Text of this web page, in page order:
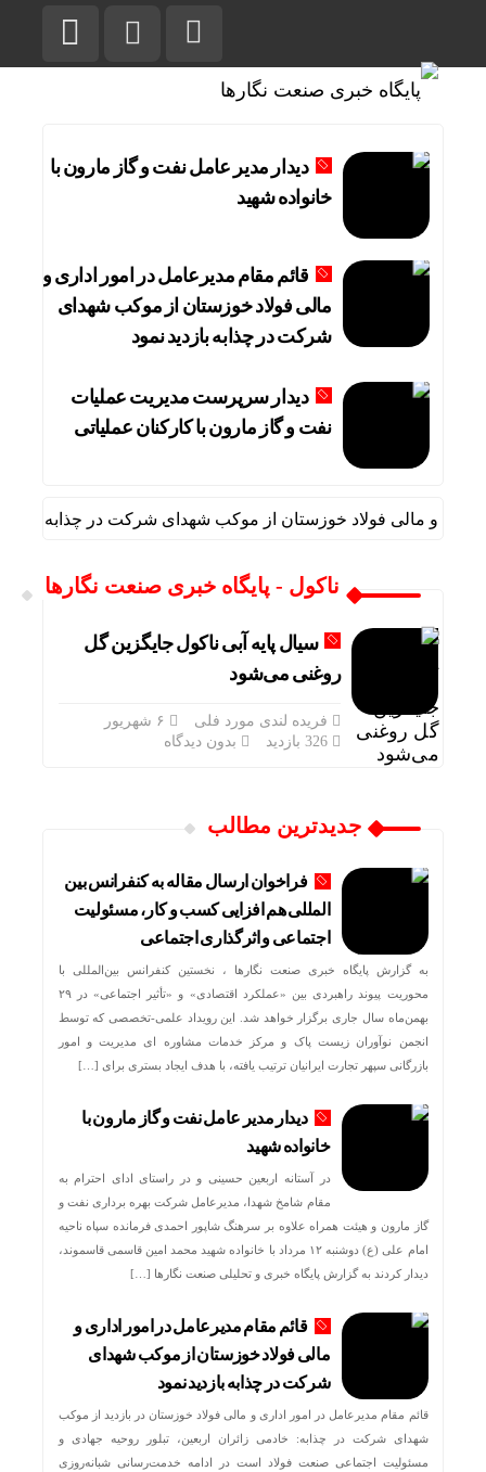
دیدار مدیر عامل نفت و گاز مارون با
خانواده شهید
قائم مقام مدیرعامل در امور اداری و
مالی فولاد خوزستان از موکب شهدای
شرکت در چذابه بازدید نمود
دیدار سرپرست مدیریت عملیات
نفت و گاز مارون با کارکنان عملیاتی
و مالی فولاد خوزستان از موکب شهدای شرکت در چذابه بازدید
ناکول - پایگاه خبری صنعت نگارها
سیال پایه آبی ناکول جایگزین گل
روغنی می‌شود
فریده لندی مورد فلی
بدون دیدگاه
جدیدترین مطالب
فراخوان ارسال مقاله به کنفرانس بین
المللی هم افزایی کسب و کار، مسئولیت
اجتماعی و اثرگذاری اجتماعی
به گزارش پایگاه خبری صنعت نگارها ، نخستین کنفرانس بین‌المللی با
محوریت پیوند راهبردی بین «عملکرد اقتصادی» و «تأثیر اجتماعی» در ۲۹
بهمن‌ماه سال جاری برگزار خواهد شد. این رویداد علمی-تخصصی که توسط
انجمن نوآوران زیست پاک و مرکز خدمات مشاوره ای مدیریت و امور
بازرگانی سپهر تجارت ایرانیان ترتیب یافته، با هدف ایجاد بستری برای […]
دیدار مدیر عامل نفت و گاز مارون با
خانواده شهید
در آستانه اربعین حسینی و در راستای ادای احترام به
مقام شامخ شهدا، مدیرعامل شرکت بهره برداری نفت و
گاز مارون و هیئت همراه علاوه بر سرهنگ شاپور احمدی فرمانده سپاه ناحیه
امام علی (ع) دوشنبه ۱۲ مرداد با خانواده شهید محمد امین قاسمی قاسموند،
دیدار کردند به گزارش پایگاه خبری و تحلیلی صنعت نگارها […]
قائم مقام مدیرعامل در امور اداری و
مالی فولاد خوزستان از موکب شهدای
شرکت در چذابه بازدید نمود
قائم مقام مدیرعامل در امور اداری و مالی فولاد خوزستان در بازدید از موکب
شهدای شرکت در چذابه: خادمی زائران اربعین، تبلور روحیه جهادی و
مسئولیت اجتماعی صنعت فولاد است در ادامه خدمت‌رسانی شبانه‌روزی